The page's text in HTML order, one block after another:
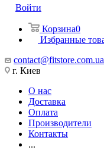
Войти
Корзина0
Избранные
contact@fitstore.com.ua
г. Киев
О нас
Доставка
Оплата
Производители
Контакты
...